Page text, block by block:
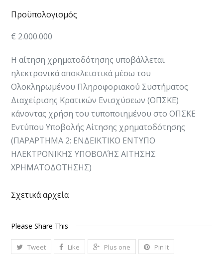
Προϋπολογισμός
€ 2.000.000
Η αίτηση χρηματοδότησης υποβάλλεται
ηλεκτρονικά αποκλειστικά μέσω του
Ολοκληρωμένου Πληροφοριακού Συστήματος
Διαχείρισης Κρατικών Ενισχύσεων (ΟΠΣΚΕ)
κάνοντας χρήση τουτυποποιημένου στο ΟΠΣΚΕ
Εντύπου Υποβολής Αίτησης χρηματοδότησης
(ΠΑΡΑΡΤΗΜΑ 2: ΕΝΔΕΙΚΤΙΚΟ ΕΝΤΥΠΟ
ΗΛΕΚΤΡΟΝΙΚΗΣ ΥΠΟΒΟΛΉΣ ΑΙΤΗΣΗΣ
ΧΡΗΜΑΤΟΔΟΤΗΣΗΣ)
Σχετικά αρχεία
Please Share This
Tweet Like Plus one Pin It